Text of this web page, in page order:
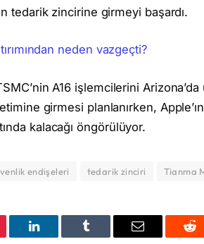
tedarik zincirine girmeyi başardı.
neden vazgeçti?
A16 işlemcilerini
girmesi planlanırken,
kalacağı öngörülüyor.
endişeleri tedarik zinciri Tianma
LinkedIn Tumblr Email